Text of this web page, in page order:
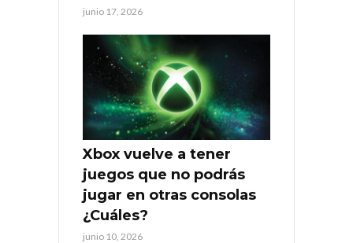
junio 17, 2026
Xbox vuelve a tener
juegos que no podrás
jugar en otras consolas
¿Cuáles?
junio 10, 2026